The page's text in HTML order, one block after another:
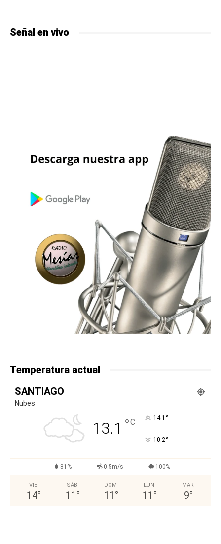
Señal en vivo
Temperatura actual
SANTIAGO
Nubes
13.1 °C 14.1 °
10.2°
81% 0.5m/s 100%
VIE
14°
SÁB
11 °
DOM
11 °
LUN
11 °
MAR
9°